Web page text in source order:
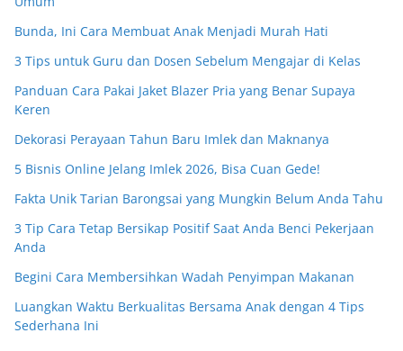
Bunda, Ini Cara Membuat Anak Menjadi Murah Hati
3 Tips untuk Guru dan Dosen Sebelum Mengajar di Kelas
Panduan Cara Pakai Jaket Blazer Pria yang Benar Supaya
Keren
Dekorasi Perayaan Tahun Baru Imlek dan Maknanya
5 Bisnis Online Jelang Imlek 2026, Bisa Cuan Gede!
Fakta Unik Tarian Barongsai yang Mungkin Belum Anda Tahu
3 Tip Cara Tetap Bersikap Positif Saat Anda Benci Pekerjaan
Anda
Begini Cara Membersihkan Wadah Penyimpan Makanan
Luangkan Waktu Berkualitas Bersama Anak dengan 4 Tips
Sederhana Ini